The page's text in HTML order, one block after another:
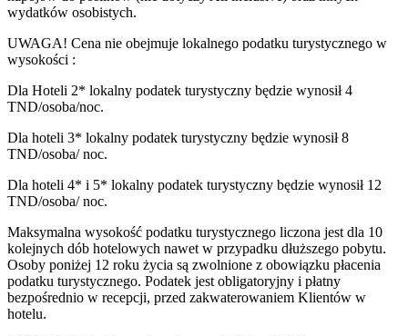
wydatków osobistych.
UWAGA! Cena nie obejmuje lokalnego podatku turystycznego w
wysokości :
Dla Hoteli 2* lokalny podatek turystyczny będzie wynosił 4
TND/osoba/noc.
Dla hoteli 3* lokalny podatek turystyczny będzie wynosił 8
TND/osoba/ noc.
Dla hoteli 4* i 5* lokalny podatek turystyczny będzie wynosił 12
TND/osoba/ noc.
Maksymalna wysokość podatku turystycznego liczona jest dla 10
kolejnych dób hotelowych nawet w przypadku dłuższego pobytu.
Osoby poniżej 12 roku życia są zwolnione z obowiązku płacenia
podatku turystycznego. Podatek jest obligatoryjny i płatny
bezpośrednio w recepcji, przed zakwaterowaniem Klientów w
hotelu.